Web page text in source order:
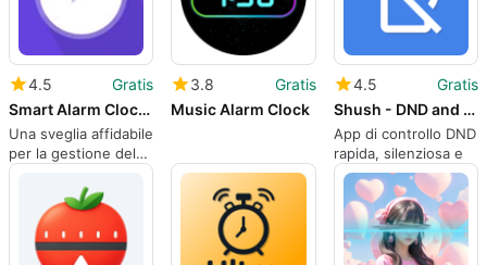
4.5
Gratis
Smart Alarm Clock App
Una sveglia affidabile
per la gestione del
tempo quotidiana
3.8
Gratis
Music Alarm Clock
4.5
Gratis
Shush - DND and Silent Timer
App di controllo DND
rapida, silenziosa e